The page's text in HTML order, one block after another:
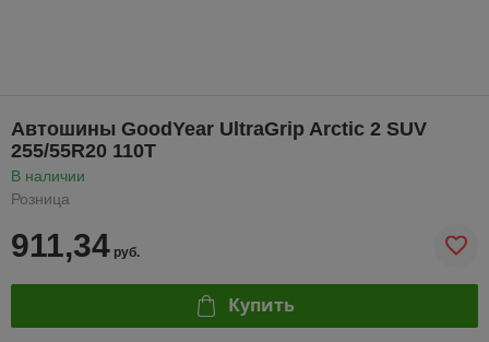
Автошины GoodYear UltraGrip Arctic 2 SUV
255/55R20 110T
В наличии
Розница
911,34 руб.
Купить